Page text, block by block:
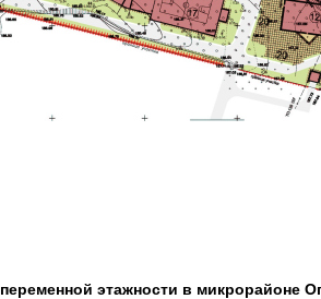
этажности в микрорайоне